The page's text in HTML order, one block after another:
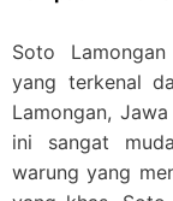
Soto
yang terkenal
Lamongan,
ini sangat
warung yang